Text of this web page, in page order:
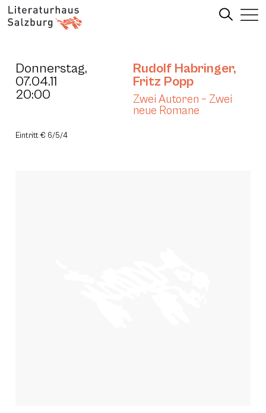
Donnerstag,
07.04.11
20:00
Rudolf Habringer,
Fritz Popp
Zwei Autoren – Zwei
neue Romane
Eintritt € 6/5/4